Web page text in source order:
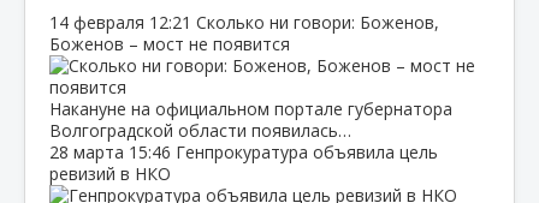
14 февраля 12:21 Сколько ни говори: Боженов,
Боженов – мост не появится
Накануне на официальном портале губернатора
Волгоградской области появилась…
28 марта 15:46 Генпрокуратура объявила цель
ревизий в НКО